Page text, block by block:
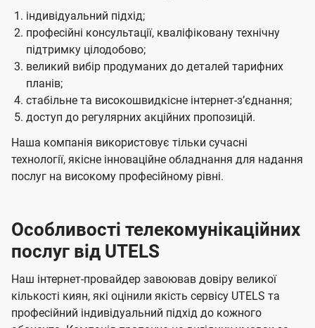
індивідуальний підхід;
професійні консультації, кваліфіковану технічну
підтримку цілодобово;
великий вибір продуманих до деталей тарифних
планів;
стабільне та високошвидкісне інтернет-зʼєднання;
доступ до регулярних акційних пропозицій.
Наша компанія використовує тільки сучасні
технології, якісне інноваційне обладнання для надання
послуг на високому професійному рівні.
Особливості телекомунікаційних
послуг від UTELS
Наш інтернет-провайдер завоював довіру великої
кількості киян, які оцінили якість сервісу UTELS та
професійний індивідуальний підхід до кожного